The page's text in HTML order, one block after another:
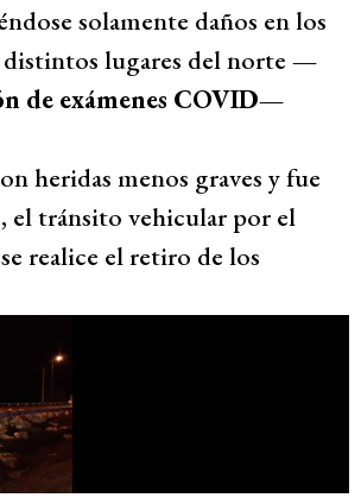
solamente daños en los
lugares del norte —
de exámenes COVID—
heridas menos graves y fue
el tránsito vehicular por el
realice el retiro de los